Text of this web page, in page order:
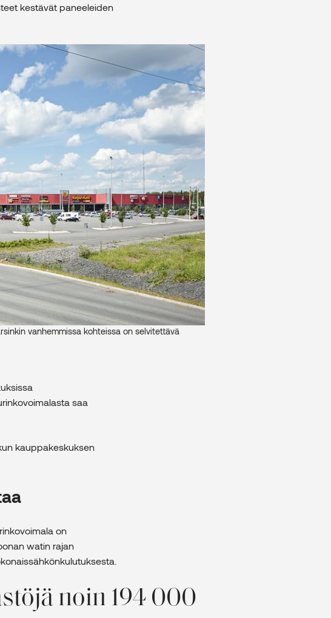
kestävät paneeleiden
vanhemmissa kohteissa on selvitettävä
saa
kauppakeskuksen
on
watin rajan
noin 194 000